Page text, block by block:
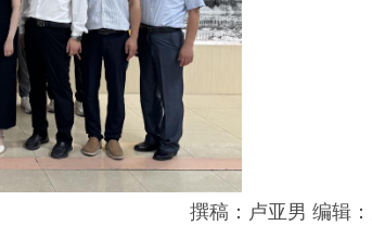
撰稿：卢亚男 编辑